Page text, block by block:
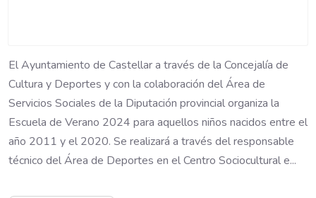
El Ayuntamiento de Castellar a través de la Concejalía de
Cultura y Deportes y con la colaboración del Área de
Servicios Sociales de la Diputación provincial organiza la
Escuela de Verano 2024 para aquellos niños nacidos entre el
año 2011 y el 2020. Se realizará a través del responsable
técnico del Área de Deportes en el Centro Sociocultural e...